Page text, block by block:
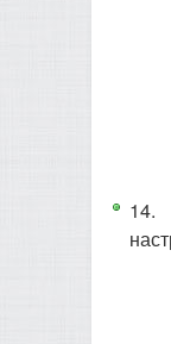
14.